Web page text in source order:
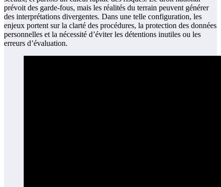
prévoit des garde‑fous, mais les réalités du terrain peuvent générer
des interprétations divergentes. Dans une telle configuration, les
enjeux portent sur la clarté des procédures, la protection des données
personnelles et la nécessité d’éviter les détentions inutiles ou les
erreurs d’évaluation.